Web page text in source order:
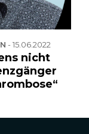
-15.06.2022
nicht